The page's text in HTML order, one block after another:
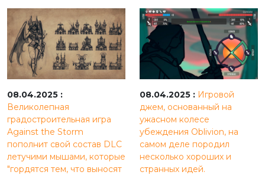
08.04.2025 :
Великолепная
градостроительная игра
Against the Storm
пополнит свой состав DLC
летучими мышами, которые
"гордятся тем, что выносят
08.04.2025 : Игровой
джем, основанный на
ужасном колесе
убеждения Oblivion, на
самом деле породил
несколько хороших и
странных идей.